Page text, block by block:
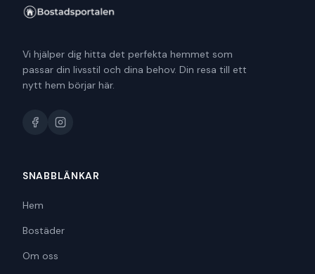
Vi hjälper dig hitta det perfekta hemmet som
passar din livsstil och dina behov. Din resa till ett
nytt hem börjar här.
SNABBLÄNKAR
Hem
Bostäder
Om oss